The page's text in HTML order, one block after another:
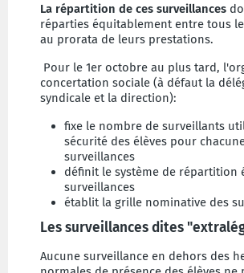
La répartition de ces surveillances
réparties équitablement entre tous
au prorata de leurs prestations.
Pour le 1er octobre au plus tard,
concertation sociale (à défaut la
syndicale et la direction):
fixe le nombre de surveillants
sécurité des élèves pour
surveillances
définit le système de répartition
surveillances
établit la grille nominative des
Les surveillances dites
Aucune surveillance en dehors des